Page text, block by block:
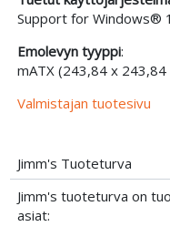
Support for Windows®
Emolevyn tyyppi:
mATX (243,84 x 243,84
Valmistajan tuotesivu
Jimm's Tuoteturva
Jimm's tuoteturva on
asiat: